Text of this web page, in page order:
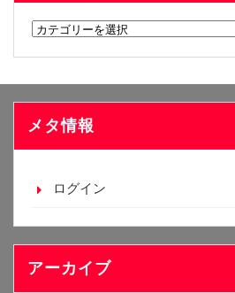
カ
リ
ー
メタ情報
ログイン
アーカイブ